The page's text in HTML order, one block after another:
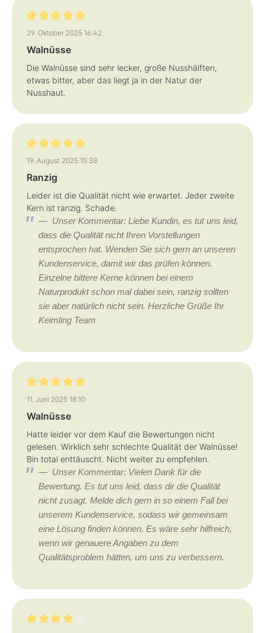
Bewertung mit 5 von 5 Sternen
29. Oktober 2025 16:42
Walnüsse
Die Walnüsse sind sehr lecker, große Nusshälften,
etwas bitter, aber das liegt ja in der Natur der
Nusshaut.
Bewertung mit 5 von 5 Sternen
19. August 2025 15:38
Ranzig
Leider ist die Qualität nicht wie erwartet. Jeder zweite
Kern ist ranzig. Schade.
Unser Kommentar: Liebe Kundin, es tut uns leid,
dass die Qualität nicht Ihren Vorstellungen
entsprochen hat. Wenden Sie sich gern an unseren
Kundenservice, damit wir das prüfen können.
Einzelne bittere Kerne können bei einem
Naturprodukt schon mal dabei sein, ranzig sollten
sie aber natürlich nicht sein. Herzliche Grüße Ihr
Keimling Team
Bewertung mit 5 von 5 Sternen
11. Juni 2025 18:10
Walnüsse
Hatte leider vor dem Kauf die Bewertungen nicht
gelesen. Wirklich sehr schlechte Qualität der Walnüsse!
Bin total enttäuscht. Nicht weiter zu empfehlen.
Unser Kommentar: Vielen Dank für die
Bewertung. Es tut uns leid, dass dir die Qualität
nicht zusagt. Melde dich gern in so einem Fall bei
unserem Kundenservice, sodass wir gemeinsam
eine Lösung finden können. Es wäre sehr hilfreich,
wenn wir genauere Angaben zu dem
Qualitätsproblem hätten, um uns zu verbessern.